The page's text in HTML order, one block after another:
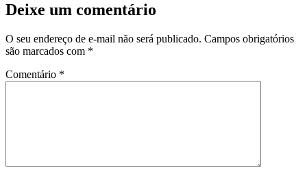
Deixe um comentário
O seu endereço de e-mail não será publicado. Campos obrigatórios
são marcados com *
Comentário *